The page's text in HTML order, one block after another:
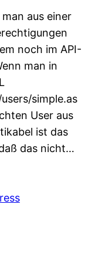
aus einer
noch im API-
man in
simple.as
User aus
ist das
das nicht…